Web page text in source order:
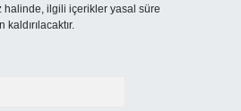
ilgili içerikler yasal süre